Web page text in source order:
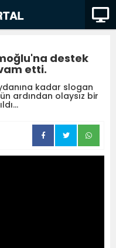
destek
etti.
kadar slogan
ardından olaysız bir